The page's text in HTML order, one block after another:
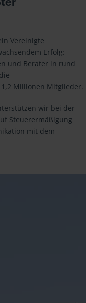
Vereinigte
Erfolg:
und Berater in rund
Millionen Mitglieder.
wir bei der
Steuerermäßigung
mit dem